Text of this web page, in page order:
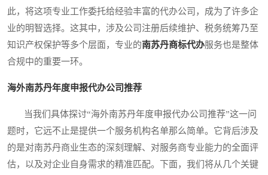
此，将这项专业工作委托给经验丰富的代办公司，成为了许多企
业的明智选择。这其中，涉及公司注册后续维护、税务统筹乃至
知识产权保护等多个层面，专业的南苏丹商标代办服务也是整体
合规中的重要一环。
海外南苏丹年度申报代办公司推荐
当我们具体探讨“海外南苏丹年度申报代办公司推荐”这一问
题时，它远不止是提供一个服务机构名单那么简单。它背后涉及
的是对南苏丹商业生态的深刻理解、对服务商专业能力的全面评
估，以及对企业自身需求的精准匹配。下面，我们将从几个关键